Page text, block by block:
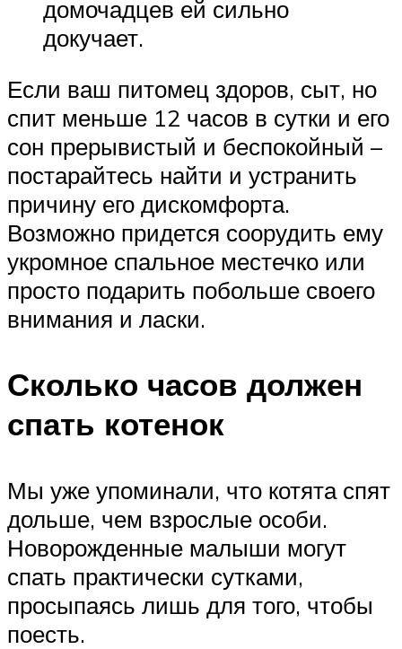
домочадцев ей сильно
докучает.
Если ваш питомец здоров, сыт, но
спит меньше 12 часов в сутки и его
сон прерывистый и беспокойный –
постарайтесь найти и устранить
причину его дискомфорта.
Возможно придется соорудить ему
укромное спальное местечко или
просто подарить побольше своего
внимания и ласки.
Сколько часов должен
спать котенок
Мы уже упоминали, что котята спят
дольше, чем взрослые особи.
Новорожденные малыши могут
спать практически сутками,
просыпаясь лишь для того, чтобы
поесть.